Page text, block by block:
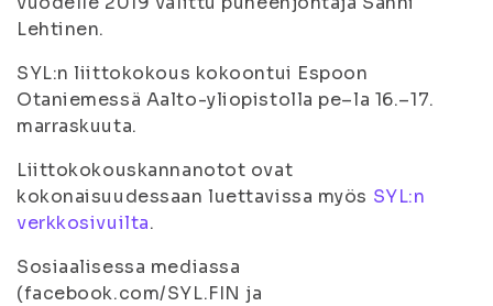
Lehtinen.
SYL:n liittokokous kokoontui Espoon
Otaniemessä Aalto-yliopistolla pe–la 16.–17.
marraskuuta.
Liittokokouskannanotot ovat
kokonaisuudessaan luettavissa myös SYL:n
verkkosivuilta.
Sosiaalisessa mediassa
(facebook.com/SYL.FIN ja